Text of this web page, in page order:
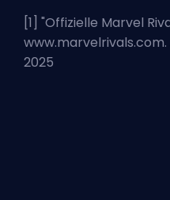
[1] "Offizielle Marvel
2025